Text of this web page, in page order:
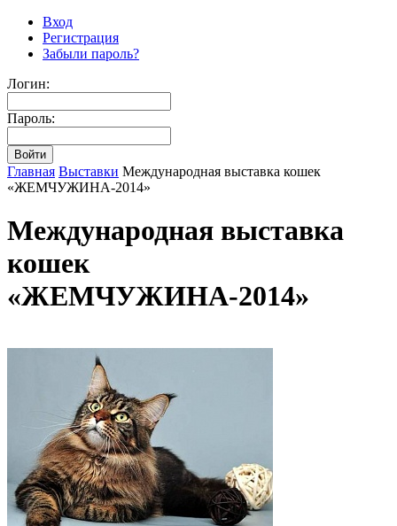
Вход
Регистрация
Забыли пароль?
Логин:
Пароль:
Главная Выставки Международная выставка кошек
«ЖЕМЧУЖИНА-2014»
Международная выставка
кошек
«ЖЕМЧУЖИНА-2014»